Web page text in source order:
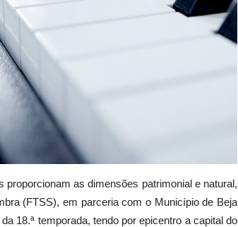
as dimensões patrimonial e natural,
(FTSS), em parceria com o Município de Beja
18.ª temporada, tendo por epicentro a capital do